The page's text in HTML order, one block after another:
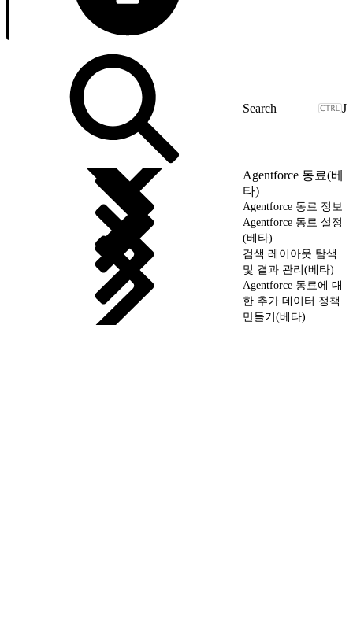
J
Agentforce 동료(베
타)
Agentforce 동료 정보
Agentforce 동료 설정
(베타)
검색 레이아웃 탐색
및 결과 관리(베타)
Agentforce 동료에 대
한 추가 데이터 정책
만들기(베타)